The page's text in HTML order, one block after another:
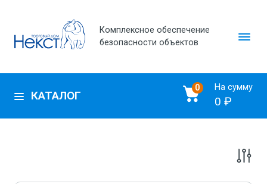
Комплексное обеспечение
безопасности объектов
КАТАЛОГ
0 На сумму
0 ₽